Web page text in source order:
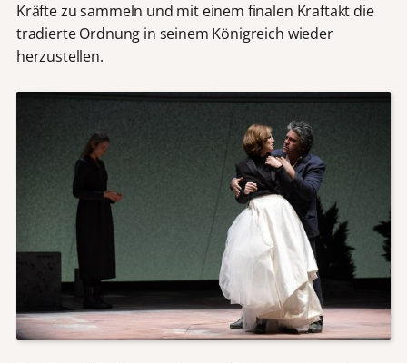
Kräfte zu sammeln und mit einem finalen Kraftakt die
tradierte Ordnung in seinem Königreich wieder
herzustellen.